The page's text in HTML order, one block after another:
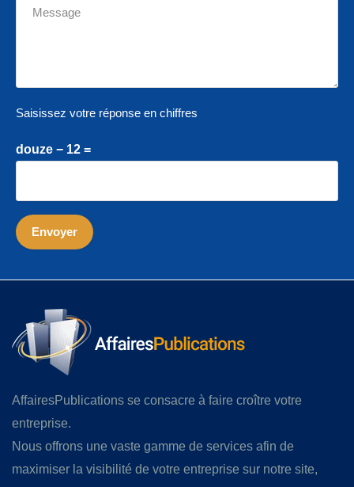
Saisissez votre réponse en chiffres
douze − 12 =
AffairesPublications se consacre à faire croître votre
entreprise.
Nous offrons une vaste gamme de services afin de
maximiser la visibilité de votre entreprise sur notre site,